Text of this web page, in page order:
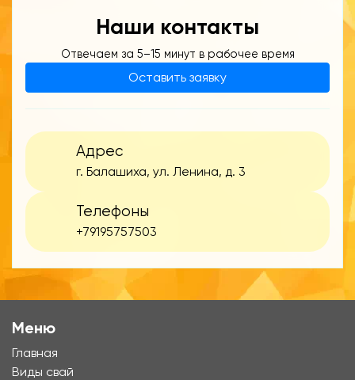
Наши контакты
Отвечаем за 5–15 минут в рабочее время
Оставить заявку
Адрес
г. Балашиха, ул. Ленина, д. 3
Телефоны
+79195757503
Меню
Главная
Виды свай